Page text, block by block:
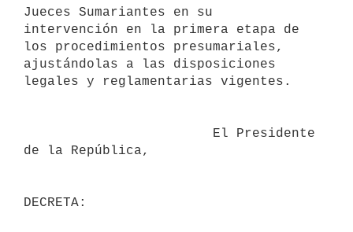
Jueces Sumariantes en su
intervención en la primera etapa de
los procedimientos presumariales,
ajustándolas a las disposiciones
legales y reglamentarias vigentes.
de la República,